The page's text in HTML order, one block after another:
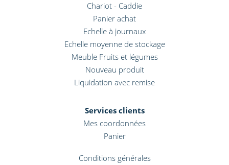
Chariot - Caddie
Panier achat
Echelle à journaux
Echelle moyenne de stockage
Meuble Fruits et légumes
Nouveau produit
Liquidation avec remise
Services clients
Mes coordonnées
Panier
Conditions générales